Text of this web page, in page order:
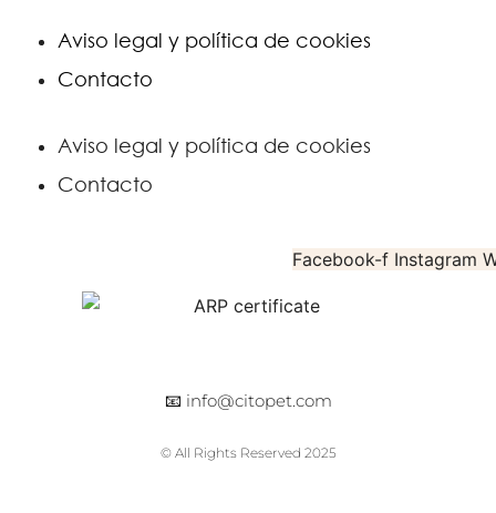
Aviso legal y política de cookies
Contacto
Aviso legal y política de cookies
Contacto
Facebook-f Instagram
📧 info@citopet.com
© All Rights Reserved 2025